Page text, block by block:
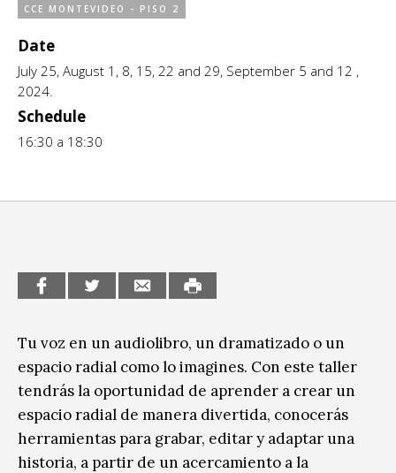
Espacio itinerante de lectura infantil
Formación
Infantil y Juvenil
Música
CCE MONTEVIDEO - PISO 2
Date
July 25, August 1, 8, 15, 22 and 29, September 5 and 12 ,
2024.
Schedule
16:30 a 18:30
Tu voz en un audiolibro, un dramatizado o un
espacio radial como lo imagines. Con este taller
tendrás la oportunidad de aprender a crear un
espacio radial de manera divertida, conocerás
herramientas para grabar, editar y adaptar una
historia, a partir de un acercamiento a la